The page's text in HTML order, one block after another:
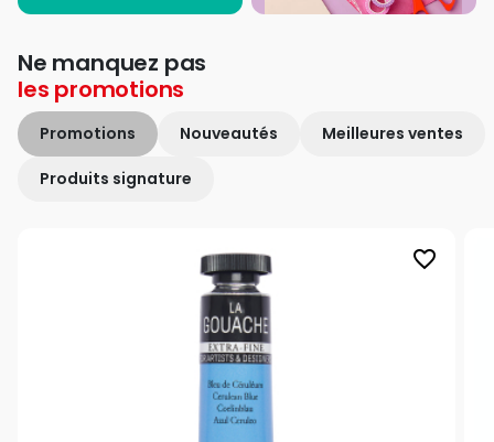
Ne manquez pas
les promotions
Promotions Nouveautés Meilleures ventes
Produits signature
favorite_border